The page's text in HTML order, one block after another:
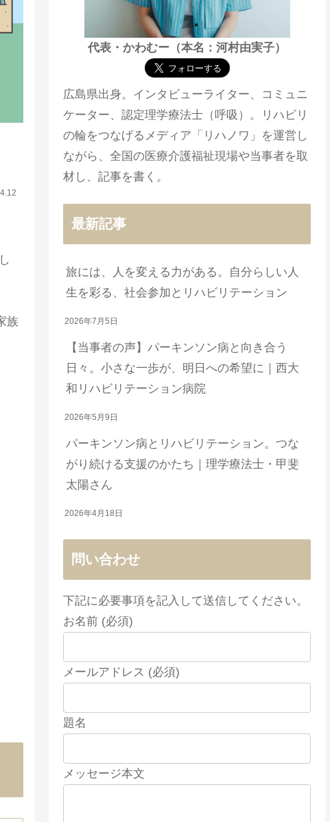
族
代表・かわむー（本名：河村由実子）
広島県出身。インタビューライター、コミュニ
ケーター、認定理学療法士（呼吸）。リハビリ
の輪をつなげるメディア「リハノワ」を運営し
ながら、全国の医療介護福祉現場や当事者を取
材し、記事を書く。
最新記事
旅には、人を変える力がある。自分らしい人
生を彩る、社会参加とリハビリテーション
2026年7月5日
【当事者の声】パーキンソン病と向き合う
日々。小さな一歩が、明日への希望に｜西大
和リハビリテーション病院
2026年5月9日
パーキンソン病とリハビリテーション。つな
がり続ける支援のかたち｜理学療法士・甲斐
太陽さん
2026年4月18日
問い合わせ
下記に必要事項を記入して送信してください。
お名前 (必須)
メールアドレス (必須)
題名
メッセージ本文